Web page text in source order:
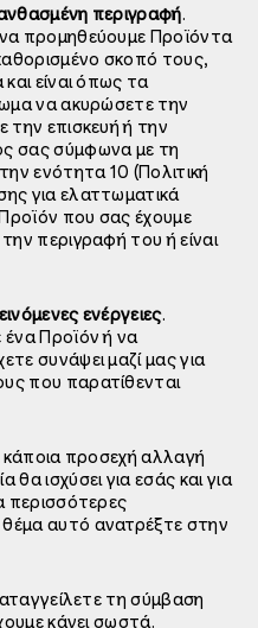
περιγραφή.
προμηθεύουμε Προϊόντα
σκοπό τους,
είναι όπως τα
να ακυρώσετε την
την επισκευή ή την
σας σύμφωνα με τη
ενότητα 10 (Πολιτική
για ελαττωματικά
που σας έχουμε
περιγραφή του ή είναι
ενέργειες.
ένα Προϊόν ή να
συνάψει μαζί μας για
που παρατίθενται
κάποια προσεχή αλλαγή
ισχύσει για εσάς και για
περισσότερες
αυτό ανατρέξτε στην
τη σύμβαση
κάνει σωστά.